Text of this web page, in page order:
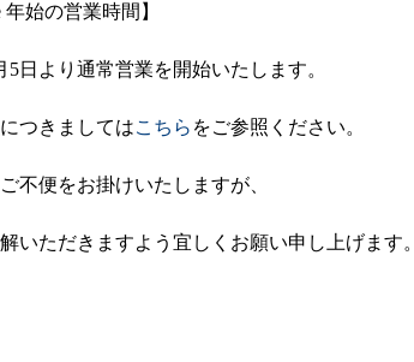
年始の営業時間】
5日より通常営業を開始いたします。
つきましてはこちら をご参照ください。
不便をお掛けいたしますが、
いただきますよう宜しくお願い申し上げます。